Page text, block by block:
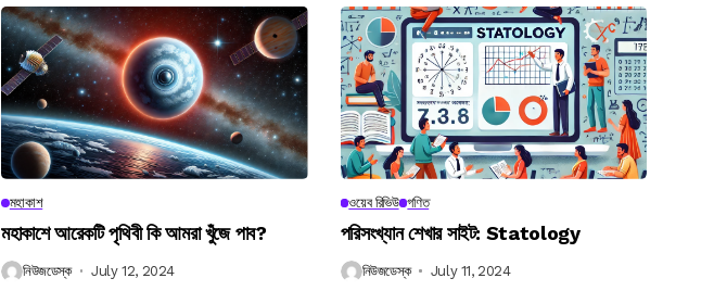
মহাকাশ
মহাকাশে আরেকটি পৃথিবী কি আমরা খুঁজে পাব?
নিউজডেস্ক July 12, 2024
ওয়েব রিভিউ গণিত
পরিসংখ্যান শেখার সাইট: Statology
নিউজডেস্ক July 11, 2024